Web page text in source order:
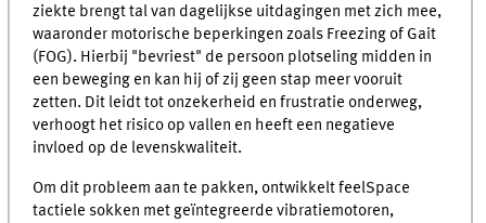
ziekte brengt tal van dagelijkse uitdagingen met zich mee,
waaronder motorische beperkingen zoals Freezing of Gait
(FOG). Hierbij "bevriest" de persoon plotseling midden in
een beweging en kan hij of zij geen stap meer vooruit
zetten. Dit leidt tot onzekerheid en frustratie onderweg,
verhoogt het risico op vallen en heeft een negatieve
invloed op de levenskwaliteit.
Om dit probleem aan te pakken, ontwikkelt feelSpace
tactiele sokken met geïntegreerde vibratiemotoren,